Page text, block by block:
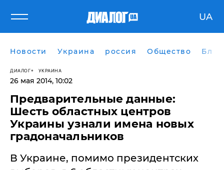
UA
Новости Украина россия Общество
ДИАЛОГ УКРАИНА
26 мая 2014, 10:02
Предварительные данные:
Шесть областных центров
Украины узнали имена новых
градоначальников
В Украине, помимо президентских